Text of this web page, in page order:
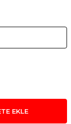
EKLE